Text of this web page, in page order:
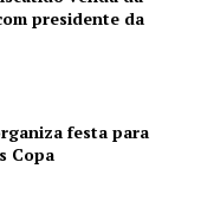
presidente da
festa para
Copa